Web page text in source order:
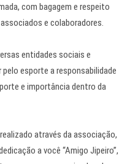
com bagagem e respeito
e colaboradores.
entidades sociais e
esporte a responsabilidade
e importância dentro da
através da associação,
a você “Amigo Jipeiro”,